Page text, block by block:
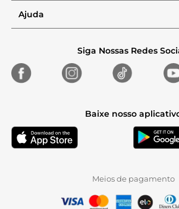
Ajuda
Siga Nossas Redes
Baixe nosso
Meios de pagamento